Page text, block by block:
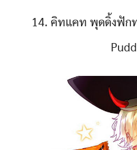
14. คิทแคท พุดดิ้งฟัก